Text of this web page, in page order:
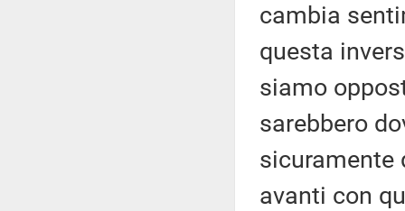
cambia
questa
siamo
sarebbero
sicuramente
avanti con